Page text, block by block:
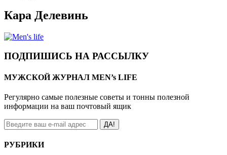
Кара Делевинь
ПОДПИШИСЬ НА РАССЫЛКУ
МУЖСКОЙ ЖУРНАЛ MEN’s LIFE
Регулярно самые полезные советы и тонны полезной
информации на ваш почтовый ящик
ДА!
РУБРИКИ